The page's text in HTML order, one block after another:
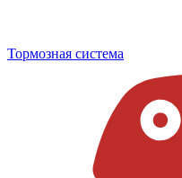
Тормозная система